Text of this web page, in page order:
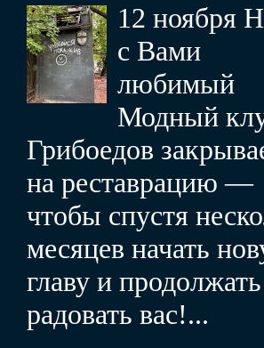
12 ноября
с Вами
любимый
Модный
Грибоедов
на реставрацию —
чтобы спустя
месяцев начать
главу и продолжать
радовать вас!...